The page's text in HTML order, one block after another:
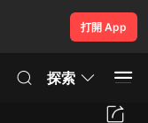
打開 App
探索